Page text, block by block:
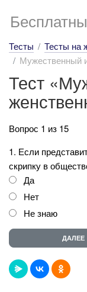
Тесты
Тесты на
Мужественный
Тест
Вопрос 1 из 15
1. Если
скрипку в
Да
Нет
Не знаю